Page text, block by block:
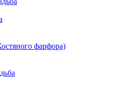
фарфора)